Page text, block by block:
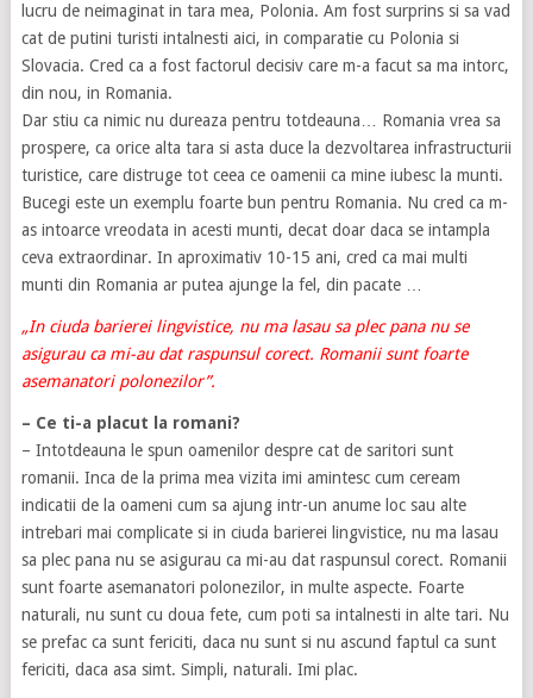
lucru de neimaginat in tara mea, Polonia. Am fost surprins si sa vad
cat de putini turisti intalnesti aici, in comparatie cu Polonia si
Slovacia. Cred ca a fost factorul decisiv care m-a facut sa ma intorc,
din nou, in Romania.
Dar stiu ca nimic nu dureaza pentru totdeauna… Romania vrea sa
prospere, ca orice alta tara si asta duce la dezvoltarea infrastructurii
turistice, care distruge tot ceea ce oamenii ca mine iubesc la munti.
Bucegi este un exemplu foarte bun pentru Romania. Nu cred ca m-
as intoarce vreodata in acesti munti, decat doar daca se intampla
ceva extraordinar. In aproximativ 10-15 ani, cred ca mai multi
munti din Romania ar putea ajunge la fel, din pacate …
„In ciuda barierei lingvistice, nu ma lasau sa plec pana nu se
asigurau ca mi-au dat raspunsul corect. Romanii sunt foarte
asemanatori polonezilor”.
– Ce ti-a placut la romani?
– Intotdeauna le spun oamenilor despre cat de saritori sunt
romanii. Inca de la prima mea vizita imi amintesc cum ceream
indicatii de la oameni cum sa ajung intr-un anume loc sau alte
intrebari mai complicate si in ciuda barierei lingvistice, nu ma lasau
sa plec pana nu se asigurau ca mi-au dat raspunsul corect. Romanii
sunt foarte asemanatori polonezilor, in multe aspecte. Foarte
naturali, nu sunt cu doua fete, cum poti sa intalnesti in alte tari. Nu
se prefac ca sunt fericiti, daca nu sunt si nu ascund faptul ca sunt
fericiti, daca asa simt. Simpli, naturali. Imi plac.